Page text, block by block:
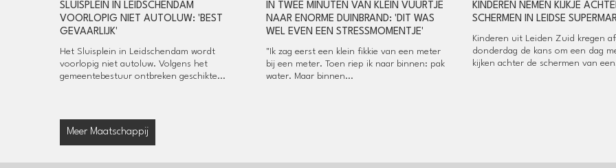
SLUISPLEIN IN LEIDSCHENDAM
VOORLOPIG NIET AUTOLUW: 'BEST
GEVAARLIJK'
Het Sluisplein in Leidschendam wordt
voorlopig niet autoluw. Volgens het
gemeentebestuur ontbreken geschikte...
IN TWEE MINUTEN VAN KLEIN VUURTJE
NAAR ENORME DUINBRAND: 'DIT WAS
WEL EVEN EEN STRESSMOMENTJE'
"Ik zag eerst een klein fikkie van een meter
bij een meter. Toen riep ik naar binnen: pak
water. Maar binnen...
KINDEREN NEMEN KIJKJE
SCHERMEN IN LEIDSE
Kinderen uit Leiden Zuid kregen
donderdag de kans om een dag
kijken achter de schermen van
Meer Maatschappij